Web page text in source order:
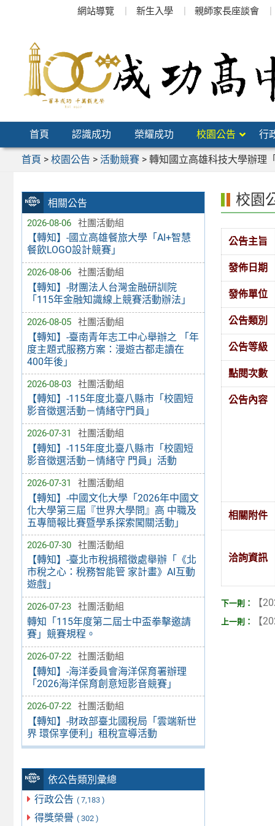
網站導覽 新生入學 親師家長座談會
首頁 認識成功 榮耀成功 校園公告 行
首頁 > 校園公告 > 活動競賽> 轉知國立高雄科技大學辦理
相關公告
2026-08-06 社團活動組
【轉知】-國立高雄餐旅大學「AI+智慧
餐飲LOGO設計競賽」
2026-08-06 社團活動組
【轉知】-財團法人台灣金融研訓院
「115年金融知識線上競賽活動辦法」
2026-08-05 社團活動組
【轉知】-臺南青年志工中心舉辦之 「年
度主題式服務方案：漫遊古都走讀在
400年後」
2026-08-03 社團活動組
【轉知】-115年度北臺八縣市「校園短
影音徵選活動－情緒守門員」
2026-07-31 社團活動組
【轉知】-115年度北臺八縣市「校園短
影音徵選活動－情緒守 門員」活動
2026-07-31 社團活動組
【轉知】-中國文化大學「2026年中國文
化大學第三屆『世界大學問』高 中職及
五專簡報比賽暨學系探索闖關活動」
2026-07-30 社團活動組
【轉知】-臺北市稅捐稽徵處舉辦「《北
市稅之心：稅務智能管 家計畫》AI互動
遊戲」
2026-07-23 社團活動組
轉知「115年度第二屆士中盃拳擊邀請
賽」競賽規程。
2026-07-22 社團活動組
【轉知】-海洋委員會海洋保育署辦理
「2026海洋保育創意短影音競賽」
2026-07-22 社團活動組
【轉知】-財政部臺北國稅局「雲端新世
界 環保享便利」租稅宣導活動
依公告類別彙總
行政公告 ( 7,183 )
得獎榮譽 ( 302 )
校園
公告主旨
發佈日期
發佈單位
公告類別
公告等級
點閱次數
公告內容
相關附件
洽詢資訊
【
【